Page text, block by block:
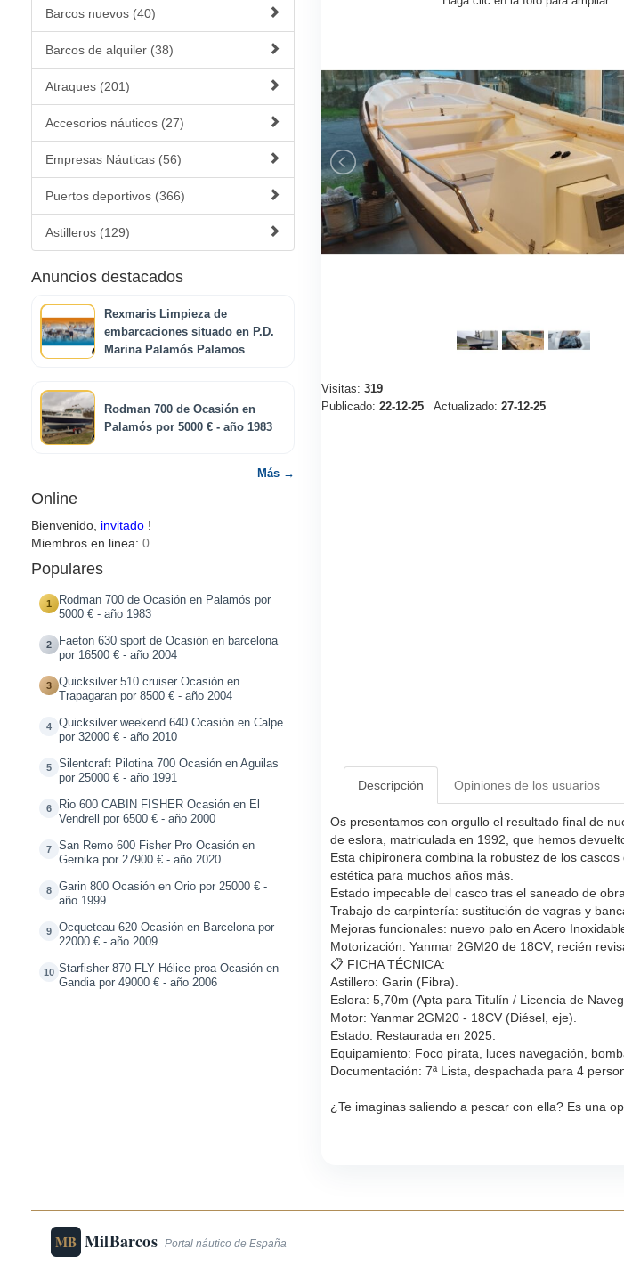
Barcos nuevos (40)
Barcos de alquiler (38)
Atraques (201)
Accesorios náuticos (27)
Empresas Náuticas (56)
Puertos deportivos (366)
Astilleros (129)
Anuncios destacados
Rexmaris Limpieza de
embarcaciones situado en P.D.
Marina Palamós Palamos
Rodman 700 de Ocasión en
Palamós por 5000 € - año 1983
Más →
Online
Bienvenido, invitado !
Miembros en linea: 0
Populares
1
Rodman 700 de Ocasión en Palamós por
5000 € - año 1983
2
Faeton 630 sport de Ocasión en barcelona
por 16500 € - año 2004
3
Quicksilver 510 cruiser Ocasión en
Trapagaran por 8500 € - año 2004
4
Quicksilver weekend 640 Ocasión en Calpe
por 32000 € - año 2010
5
Silentcraft Pilotina 700 Ocasión en Aguilas
por 25000 € - año 1991
6
Rio 600 CABIN FISHER Ocasión en El
Vendrell por 6500 € - año 2000
7
San Remo 600 Fisher Pro Ocasión en
Gernika por 27900 € - año 2020
8
Garin 800 Ocasión en Orio por 25000 € -
año 1999
9
Ocqueteau 620 Ocasión en Barcelona por
22000 € - año 2009
10 Starfisher 870 FLY Hélice proa Ocasión en
Gandia por 49000 € - año 2006
Visitas: 319
Publicado: 22-12-25 Actualizado: 27-12-25
Descripción Opiniones de los usuarios
Os presentamos con orgullo el resultado final de
de eslora, matriculada en 1992, que hemos
Esta chipironera combina la robustez de los
estética para muchos años más.
Estado impecable del casco tras el saneado de
Trabajo de carpintería: sustitución de vagras y
Mejoras funcionales: nuevo palo en Acero
Motorización: Yanmar 2GM20 de 18CV, recién
📋 FICHA TÉCNICA:
Astillero: Garin (Fibra).
Eslora: 5,70m (Apta para Titulín / Licencia de
Motor: Yanmar 2GM20 - 18CV (Diésel, eje).
Estado: Restaurada en 2025.
Equipamiento: Foco pirata, luces navegación,
Documentación: 7ª Lista, despachada para 4
¿Te imaginas saliendo a pescar con ella? Es una
MB MilBarcos Portal náutico de España